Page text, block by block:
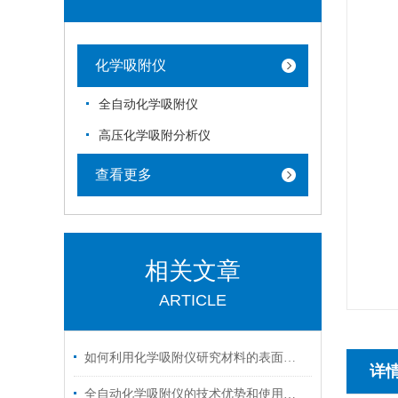
化学吸附仪
全自动化学吸附仪
高压化学吸附分析仪
查看更多
相关文章
ARTICLE
如何利用化学吸附仪研究材料的表面特性？
全自动化学吸附仪的技术优势和使用注意事项
详